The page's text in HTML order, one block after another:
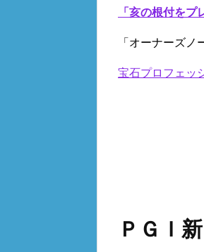
「亥の根付をプ
「オーナーズ
宝石プロフェッ
ＰＧＩ